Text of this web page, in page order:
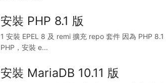
安裝 PHP 8.1 版
1 安裝 EPEL 8 及 remi 擴充 repo 套件 因為 PHP
PHP，安裝 e...
安裝 MariaDB 10.11 版